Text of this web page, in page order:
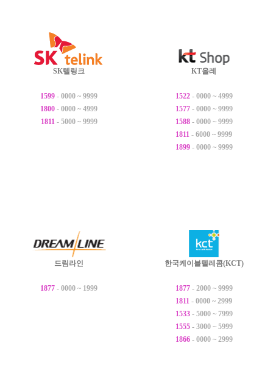
SK텔링크
1599 - 0000 ~ 9999
1800 - 0000 ~ 4999
1811- 5000 ~ 9999
KT올레
1522- 0000 ~ 4999
1577- 0000 ~ 9999
1588- 0000 ~ 9999
1811 - 6000 ~ 9999
1899- 0000 ~ 9999
드림라인
1877 - 0000 ~ 1999
한국케이블텔레콤(KCT)
1877- 2000 ~ 9999
1811 - 0000 ~ 2999
1533- 5000 ~ 7999
1555- 3000 ~ 5999
1866- 0000 ~ 2999